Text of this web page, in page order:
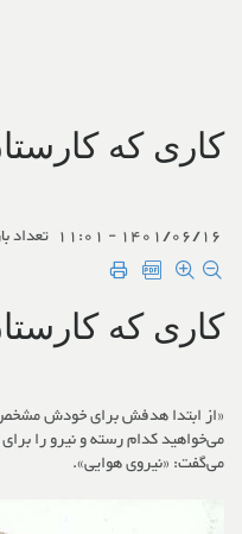
کاری‌ که
1401/06/16 - 11:01 تعداد
کاری‌ که
«از ابتدا هدفش برای خودش مشخص
می‌خواهید کدام رسته و نیرو را
می‌گفت: «نیروی هوایی».